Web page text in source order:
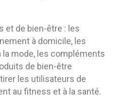
et de bien-être : les
à domicile, les
mode, les compléments
de bien-être
les utilisateurs de
au fitness et à la santé.